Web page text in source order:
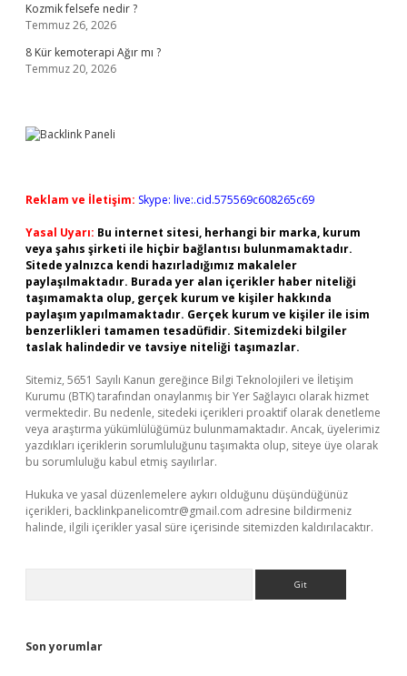
Kozmik felsefe nedir ?
Temmuz 26, 2026
8 Kür kemoterapi Ağır mı ?
Temmuz 20, 2026
Reklam ve İletişim: Skype: live:.cid.575569c608265c69
Yasal Uyarı: Bu internet sitesi, herhangi bir marka, kurum
veya şahıs şirketi ile hiçbir bağlantısı bulunmamaktadır.
Sitede yalnızca kendi hazırladığımız makaleler
paylaşılmaktadır. Burada yer alan içerikler haber niteliği
taşımamakta olup, gerçek kurum ve kişiler hakkında
paylaşım yapılmamaktadır. Gerçek kurum ve kişiler ile isim
benzerlikleri tamamen tesadüfidir. Sitemizdeki bilgiler
taslak halindedir ve tavsiye niteliği taşımazlar.
Sitemiz, 5651 Sayılı Kanun gereğince Bilgi Teknolojileri ve İletişim
Kurumu (BTK) tarafından onaylanmış bir Yer Sağlayıcı olarak hizmet
vermektedir. Bu nedenle, sitedeki içerikleri proaktif olarak denetleme
veya araştırma yükümlülüğümüz bulunmamaktadır. Ancak, üyelerimiz
yazdıkları içeriklerin sorumluluğunu taşımakta olup, siteye üye olarak
bu sorumluluğu kabul etmiş sayılırlar.
Hukuka ve yasal düzenlemelere aykırı olduğunu düşündüğünüz
içerikleri, backlinkpanelicomtr@gmail.com adresine bildirmeniz
halinde, ilgili içerikler yasal süre içerisinde sitemizden kaldırılacaktır.
Son yorumlar